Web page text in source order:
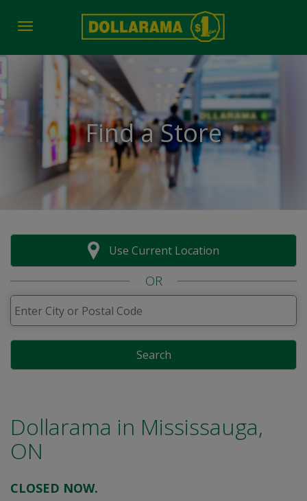
Toggle navigation
Find a Store
Use Current Location
OR
Search
Dollarama in Mississauga,
ON
CLOSED NOW.